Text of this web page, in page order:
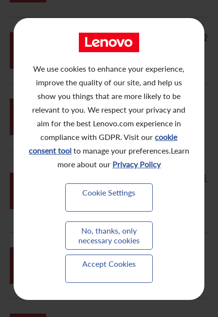
We use cookies to enhance your experience,
improve the quality of our site, and help us
show you things that are more likely to be
relevant to you. We respect your privacy and
aim for the best Lenovo.com experience in
compliance with GDPR. Visit ourcookie
consent toolto manage your preferences.Learn
more about our Privacy Policy
Cookie Settings
No, thanks, only
necessary cookies
Accept Cookies
聯繫我們
致非登記證券持有人-於本公司網站刊發
(1)推遲舉行股東大會及更改記錄日期;
(2)經修訂股東大會通告; 及(3)經修訂代
10月
15 變更申請表格
致非登記證券有人 - 於本公司網站刊發
通函以及委任代表表格 - (1) 關連交易及
根據特別授權建議發行股份及紅利認股
權證; (2) 申請清洗豁免; (3) 涉及相關管
會通告的通知
致非登記證券持有人 - 於本公司網站刊
發二零一六/一七年年報、通函、股東